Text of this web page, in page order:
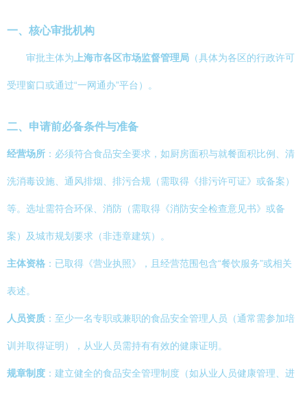
一、核心审批机构
审批主体为 上海市各区市场监督管理局 （具体为各区的行政许可
受理窗口或通过“一网通办”平台）。
二、申请前必备条件与准备
经营场所 ：必须符合食品安全要求，如厨房面积与就餐面积比例、清
洗消毒设施、通风排烟、排污合规（需取得《排污许可证》或备案）
等。选址需符合环保、消防（需取得《消防安全检查意见书》或备
案）及城市规划要求（非违章建筑）。
主体资格 ：已取得《营业执照》，且经营范围包含“餐饮服务”或相关
表述。
人员资质 ：至少一名专职或兼职的食品安全管理人员（通常需参加培
训并取得证明），从业人员需持有有效的健康证明。
规章制度 ：建立健全的食品安全管理制度（如从业人员健康管理、进